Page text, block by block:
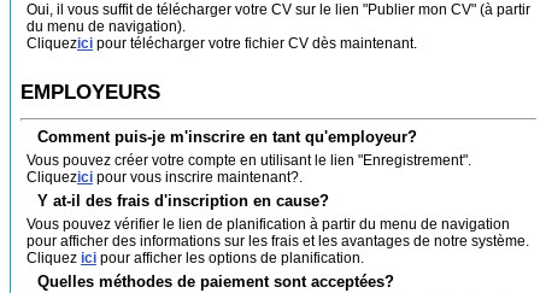
Oui, il vous suffit de télécharger votre CV sur le lien "Publier mon CV" (à partir
du menu de navigation).
Cliquezici pour télécharger votre fichier CV dès maintenant.
EMPLOYEURS
Comment puis-je m'inscrire en tant qu'employeur?
Vous pouvez créer votre compte en utilisant le lien "Enregistrement".
Cliquezici pour vous inscrire maintenant?.
Y at-il des frais d'inscription en cause?
Vous pouvez vérifier le lien de planification à partir du menu de navigation
pour afficher des informations sur les frais et les avantages de notre système.
Cliquez ici pour afficher les options de planification.
Quelles méthodes de paiement sont acceptées?